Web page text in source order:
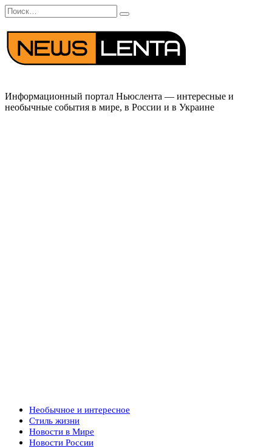
Перейти
к
содержанию
Search
for:
Информационный портал Ньюслента — интересные и
необычные события в мире, в России и в Украине
Необычное и интересное
Стиль жизни
Новости в Мире
Новости России